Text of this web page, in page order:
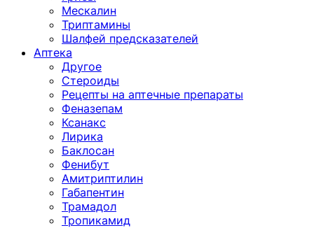
Мескалин
Триптамины
Шалфей предсказателей
Аптека
Другое
Стероиды
Рецепты на аптечные препараты
Феназепам
Ксанакс
Лирика
Баклосан
Фенибут
Амитриптилин
Габапентин
Трамадол
Тропикамид